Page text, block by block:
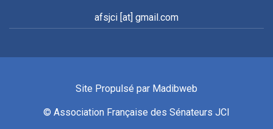
afsjci [at] gmail.com
Site Propulsé par Madibweb
© Association Française des Sénateurs JCI